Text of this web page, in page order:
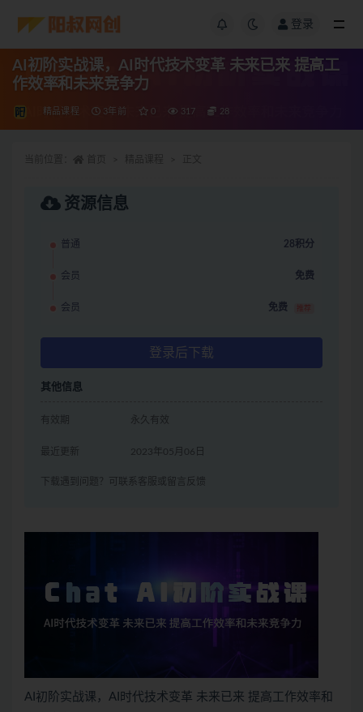
登录
AI初阶实战课，AI时代技术变革 未来已来 提高工
作效率和未来竞争力
精品课程 3年前 0 317 28
资源信息
普通 28积分
会员 免费
会员 免费 推荐
登录后下载
其他信息
有效期 永久有效
最近更新 2023年05月06日
下载遇到问题？可联系客服或留言反馈
AI初阶实战课，AI时代技术变革 未来已来 提高工作效率和